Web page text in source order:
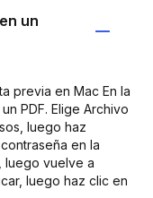
un
previa en Mac En la
PDF. Elige Archivo
luego haz
en la
luego vuelve a
luego haz clic en